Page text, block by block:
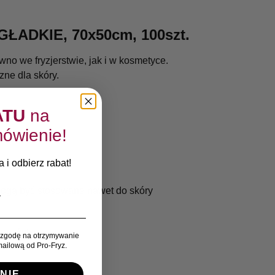
70x50cm, 100szt.
we fryzjerstwie, jak i w kosmetyce.
dla skóry.
być stosowane nawet do skóry
użytku.
na
i odbierz rabat!
na otrzymywanie
od Pro-Fryz.